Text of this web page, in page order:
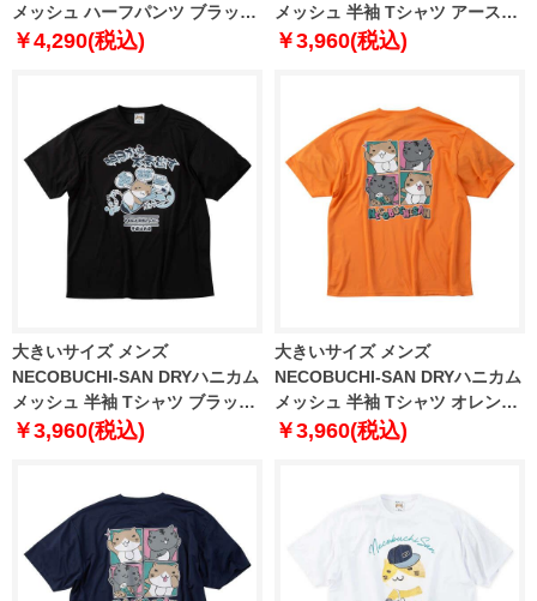
メッシュ ハーフパンツ ブラック
1254-6220-2 3L 4L 5L 6L 8L
￥4,290(税込)
メッシュ 半袖 Tシャツ アースミ
ント 1258-6240-1 3L 4L 5L 6L
￥3,960(税込)
大きいサイズ メンズ
NECOBUCHI-SAN DRYハニカム
メッシュ 半袖 Tシャツ ブラック
1258-6240-2 3L 4L 5L 6L 8L
￥3,960(税込)
大きいサイズ メンズ
NECOBUCHI-SAN DRYハニカム
メッシュ 半袖 Tシャツ オレンジ
1258-6241-1 3L 4L 5L 6L 8L
￥3,960(税込)